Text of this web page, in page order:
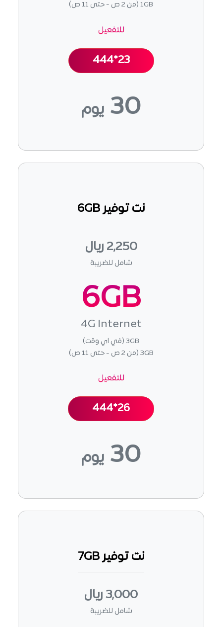
1GB (من 2 ص - حتى 11 ص)
للتفعيل
444*23
30 يوم
نت توفير 6GB
2,250 ريال
شامل للضريبة
6GB
4G Internet
3GB (في اي وقت)
3GB (من 2 ص - حتى 11 ص)
للتفعيل
444*26
30 يوم
نت توفير 7GB
3,000 ريال
شامل للضريبة